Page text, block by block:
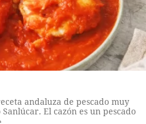
andaluza de pescado muy
El cazón es un pescado